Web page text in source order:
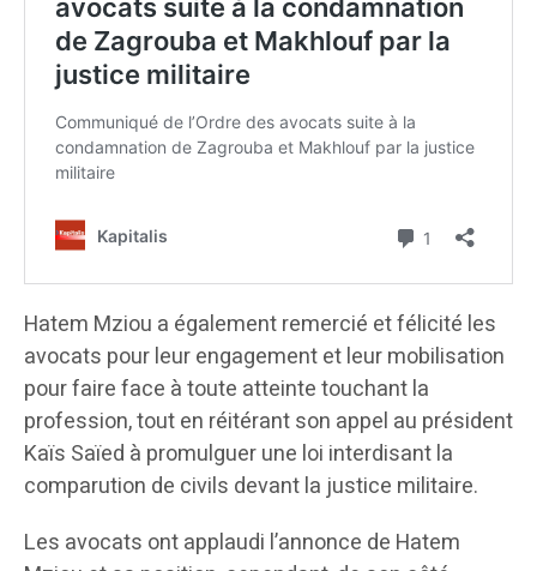
Hatem Mziou a également remercié et félicité les
avocats pour leur engagement et leur mobilisation
pour faire face à toute atteinte touchant la
profession, tout en réitérant son appel au président
Kaïs Saïed à promulguer une loi interdisant la
comparution de civils devant la justice militaire.
Les avocats ont applaudi l’annonce de Hatem